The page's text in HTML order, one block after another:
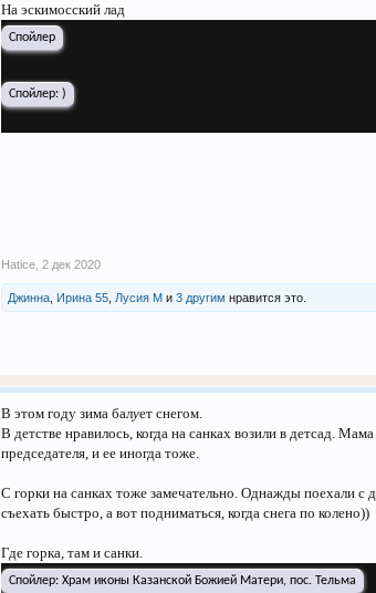
На эскимосский лад
Спойлер
Спойлер:)
Hatice, 2 дек 2020
Джинна, Ирина 55,Лусия М и3 другим нравится это.
В этом году зима балует снегом.
В детстве нравилось, когда на санках возили в детсад.
председателя, и ее иногда тоже.
С горки на санках тоже замечательно. Однажды поехали с
съехать быстро, а вот подниматься, когда снега по колено))
Где горка, там и санки.
Спойлер:Храм иконы Казанской Божией Матери, пос. Тельма